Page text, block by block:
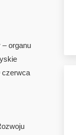
– organu
czerwca